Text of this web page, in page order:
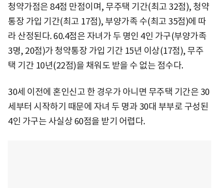
청약가점은 84점 만점이며, 무주택 기간(최고 32점), 청약
통장 가입 기간(최고 17점), 부양가족 수(최고 35점)에 따
라 산정된다. 60.4점은 자녀가 두 명인 4인 가구(부양가족
3명, 20점)가 청약통장 가입 기간 15년 이상(17점), 무주
택 기간 10년(22점)을 채워도 받을 수 없는 점수다.
30세 이전에 혼인신고 한 경우가 아니면 무주택 기간은 30
세부터 시작하기 때문에 자녀 두 명과 30대 부부로 구성된
4인 가구는 사실상 60점을 받기 어렵다.